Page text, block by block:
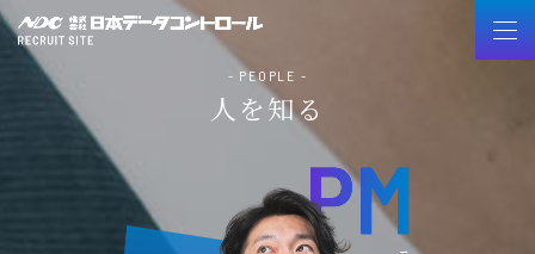
- PEOPLE -
人を知る